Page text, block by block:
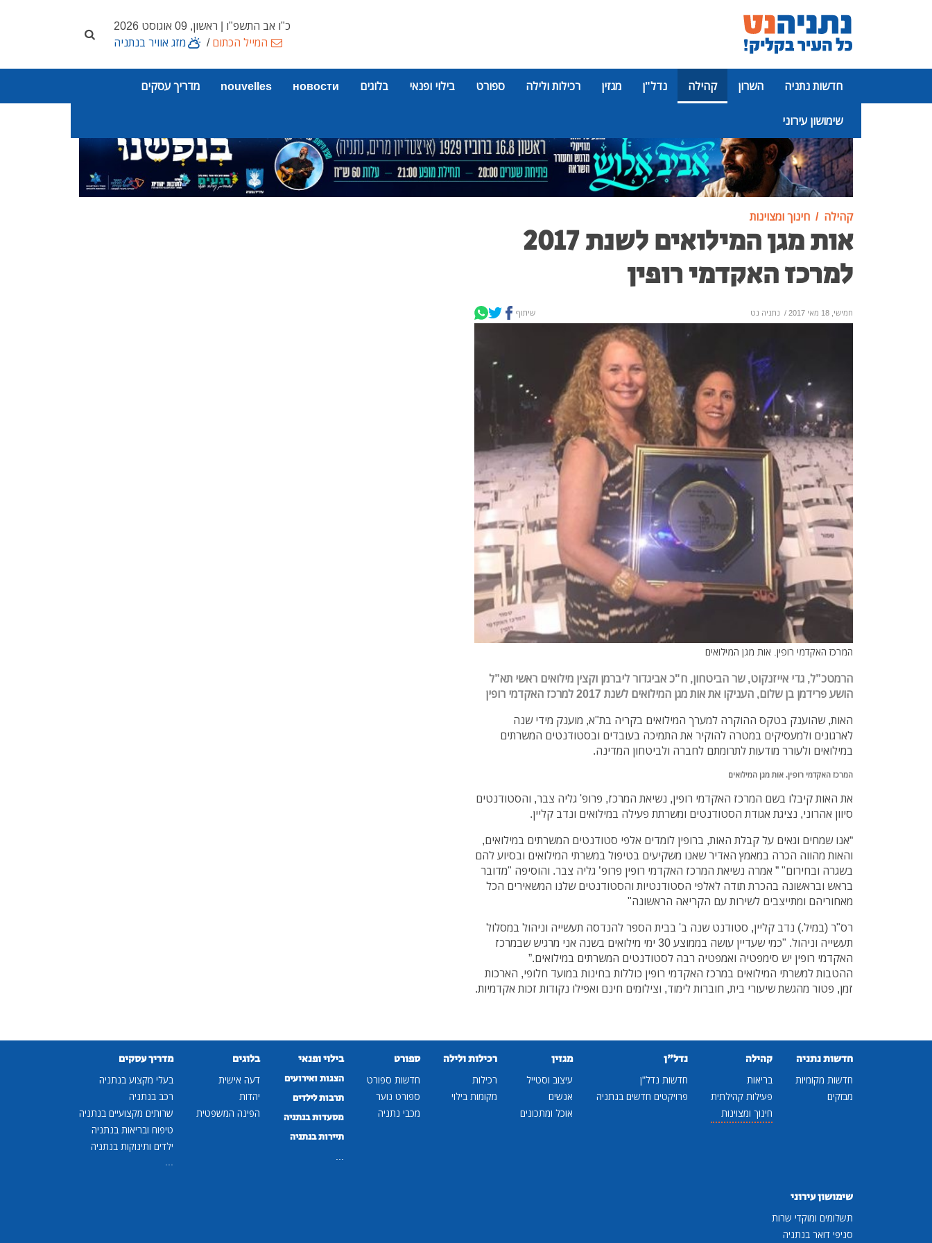
כ"ו אב התשפ"ו | ראשון, 09 אוגוסט 2026
המייל הכתום/ מזג אוויר בנתניה
חדשות נתניה השרון קהילה נדל"ן מגזין רכילות ולילה ספורט בילוי ופנאי בלוגים новости
nouvelles מדריך עסקים
שימושון עירוני
פרסומת
קהילה חינוך ומצוינות
אות מגן המילואים לשנת 2017
למרכז האקדמי רופין
חמישי, 18 מאי 2017 / נתניה נט שיתוף
המרכז האקדמי רופין. אות מגן המילואים
הרמטכ”ל, גדי אייזנקוט, שר הביטחון, ח"כ אביגדור ליברמן וקצין מילואים ראשי תא”ל
הושע פרידמן בן שלום, העניקו את אות מגן המילואים לשנת 2017 למרכז האקדמי רופין
האות, שהוענק בטקס ההוקרה למערך המילואים בקריה בת"א, מוענק מידי שנה
לארגונים ולמעסיקים במטרה להוקיר את התמיכה בעובדים ובסטודנטים המשרתים
במילואים ולעורר מודעות לתרומתם לחברה ולביטחון המדינה.
המרכז האקדמי רופין. אות מגן המילואים
את האות קיבלו בשם המרכז האקדמי רופין, נשיאת המרכז, פרופ' גליה צבר, והסטודנטים
סיוון אהרוני, נציגת אגודת הסטודנטים ומשרתת פעילה במילואים ונדב קליין.
“אנו שמחים וגאים על קבלת האות, ברופין לומדים אלפי סטודנטים המשרתים במילואים,
והאות מהווה הכרה במאמץ האדיר שאנו משקיעים בטיפול במשרתי המילואים ובסיוע להם
בשגרה ובחירום" ” אמרה נשיאת המרכז האקדמי רופין פרופ’ גליה צבר. והוסיפה "מדובר
בראש ובראשונה בהכרת תודה לאלפי הסטודנטיות והסטודנטים שלנו המשאירים הכל
מאחוריהם ומתייצבים לשירות עם הקריאה הראשונה"
רס"ר (במיל.) נדב קליין, סטודנט שנה ב' בבית הספר להנדסה תעשייה וניהול במסלול
תעשייה וניהול. "כמי שעדיין עושה בממוצע 30 ימי מילואים בשנה אני מרגיש שבמרכז
האקדמי רופין יש סימפטיה ואמפטיה רבה לסטודנטים המשרתים במילואים.”
ההטבות למשרתי המילואים במרכז האקדמי רופין כוללות בחינות במועד חלופי, הארכות
זמן, פטור מהגשת שיעורי בית, חוברות לימוד, וצילומים חינם ואפילו נקודות זכות אקדמיות.
חדשות נתניה
חדשות מקומיות
מבזקים
קהילה
בריאות
פעילות קהילתית
חינוך ומצוינות
נדל"ן
חדשות נדל"ן
פרויקטים חדשים בנתניה
מגזין
עיצוב וסטייל
אנשים
אוכל ומתכונים
רכילות ולילה
רכילות
מקומות בילוי
ספורט
חדשות ספורט
ספורט נוער
מכבי נתניה
בילוי ופנאי
הצגות ואירועים
תרבות לילדים
מסעדות בנתניה
תיירות בנתניה
...
בלוגים
דעה אישית
יהדות
הפינה המשפטית
מדריך עסקים
בעלי מקצוע בנתניה
רכב בנתניה
שרותים מקצועיים בנתניה
טיפוח ובריאות בנתניה
ילדים ותינוקות בנתניה
...
שימושון עירוני
תשלומים ומוקדי שרות
סניפי דואר בנתניה